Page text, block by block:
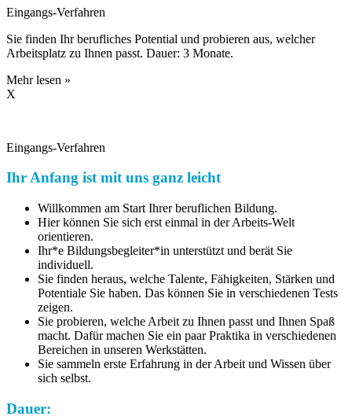
Eingangs-Verfahren
Sie finden Ihr berufliches Potential und probieren aus, welcher
Arbeitsplatz zu Ihnen passt. Dauer: 3 Monate.
Mehr lesen »
X
Eingangs-Verfahren
Ihr Anfang ist mit uns ganz leicht
Willkommen am Start Ihrer beruflichen Bildung.
Hier können Sie sich erst einmal in der Arbeits-Welt
orientieren.
Ihr*e Bildungsbegleiter*in unterstützt und berät Sie
individuell.
Sie finden heraus, welche Talente, Fähigkeiten, Stärken und
Potentiale Sie haben. Das können Sie in verschiedenen Tests
zeigen.
Sie probieren, welche Arbeit zu Ihnen passt und Ihnen Spaß
macht. Dafür machen Sie ein paar Praktika in verschiedenen
Bereichen in unseren Werkstätten.
Sie sammeln erste Erfahrung in der Arbeit und Wissen über
sich selbst.
Dauer: